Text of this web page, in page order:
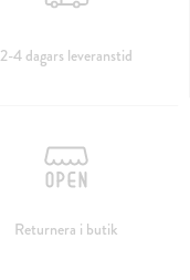
2-4 dagars leveranstid
Returnera i butik